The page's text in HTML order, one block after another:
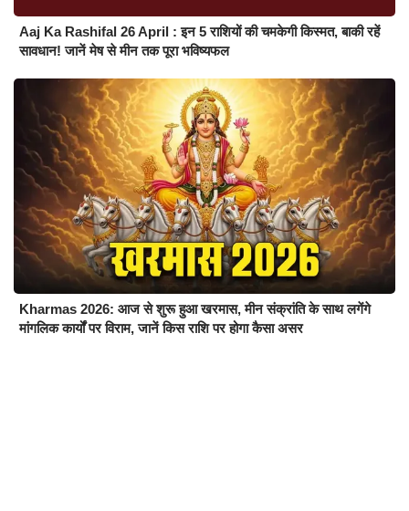
Aaj Ka Rashifal 26 April : इन 5 राशियों की चमकेगी किस्मत, बाकी रहें
सावधान! जानें मेष से मीन तक पूरा भविष्यफल
Kharmas 2026: आज से शुरू हुआ खरमास, मीन संक्रांति के साथ लगेंगे
मांगलिक कार्यों पर विराम, जानें किस राशि पर होगा कैसा असर